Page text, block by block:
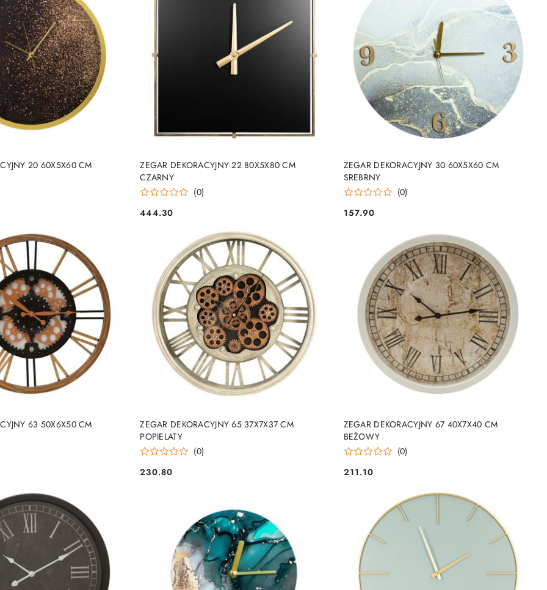
20 60X5X60 CM
DO KOSZYKA
ZEGAR DEKORACYJNY 22 80X5X80 CM
CZARNY
(0)
Cena:
444.30
DO KOSZYKA
ZEGAR DEKORACYJNY 30 60X5X60 CM
SREBRNY
(0)
Cena:
157.90
DO KOSZYKA
63 50X6X50 CM
DO KOSZYKA
ZEGAR DEKORACYJNY 65 37X7X37 CM
POPIELATY
(0)
Cena:
230.80
DO KOSZYKA
ZEGAR DEKORACYJNY 67 40X7X40 CM
BEŻOWY
(0)
Cena:
211.10
DO KOSZYKA